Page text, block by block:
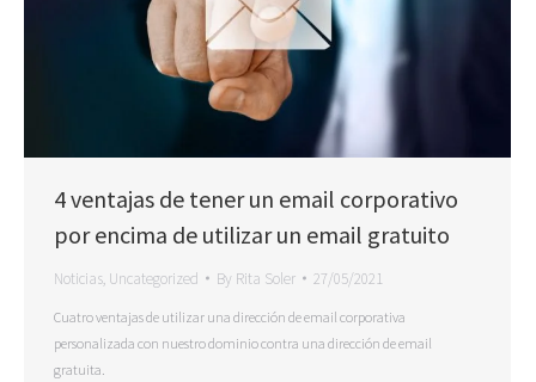
4 ventajas de tener un email corporativo
por encima de utilizar un email gratuito
Noticias, Uncategorized By Rita Soler 27/05/2021
Cuatro ventajas de utilizar una dirección de email corporativa
personalizada con nuestro dominio contra una dirección de email
gratuita.